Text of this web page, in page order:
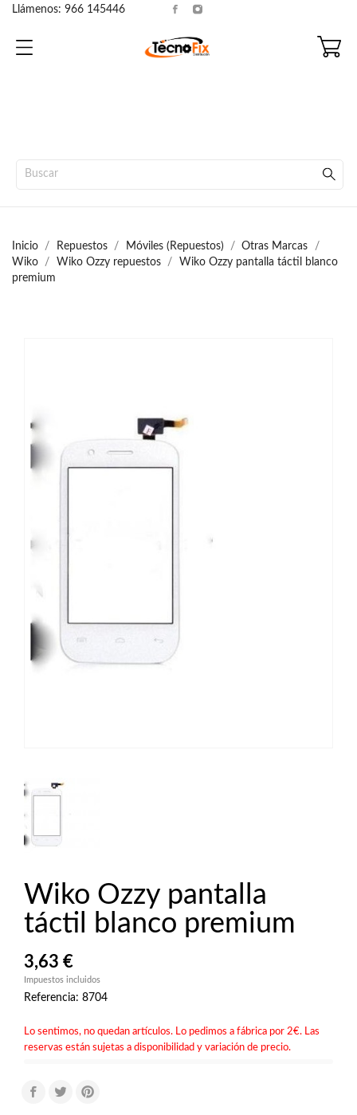
Llámenos: 966 145446
Inicio Repuestos Móviles (Repuestos)
Otras Marcas
Wiko
Wiko Ozzy repuestos
Wiko Ozzy pantalla táctil blanco
premium
Wiko Ozzy pantalla
táctil blanco premium
3,63 €
Impuestos incluidos
Referencia: 8704
Lo sentimos, no quedan artículos. Lo pedimos a fábrica por 2€. Las
reservas están sujetas a disponibilidad y variación de precio.